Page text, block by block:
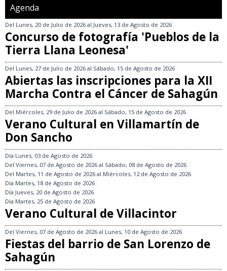
Agenda
Del Lunes, 20 de Julio de 2026 al Jueves, 13 de Agosto de 2026
Concurso de fotografía 'Pueblos de la
Tierra Llana Leonesa'
Del Lunes, 27 de Julio de 2026 al Sábado, 15 de Agosto de 2026
Abiertas las inscripciones para la XII
Marcha Contra el Cáncer de Sahagún
Del Miércoles, 29 de Julio de 2026 al Sábado, 15 de Agosto de 2026
Verano Cultural en Villamartín de
Don Sancho
Día Lunes, 03 de Agosto de 2026
Del Viernes, 07 de Agosto de 2026 al Sábado, 08 de Agosto de 2026
Del Martes, 11 de Agosto de 2026 al Miércoles, 12 de Agosto de 2026
Día Martes, 18 de Agosto de 2026
Día Jueves, 20 de Agosto de 2026
Día Martes, 25 de Agosto de 2026
Verano Cultural de Villacintor
Del Viernes, 07 de Agosto de 2026 al Lunes, 10 de Agosto de 2026
Fiestas del barrio de San Lorenzo de
Sahagún